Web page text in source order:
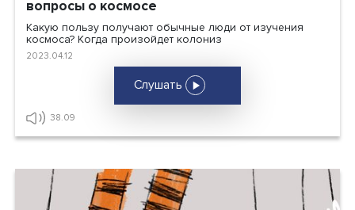
вопросы о космосе
Какую пользу получают обычные люди от изучения